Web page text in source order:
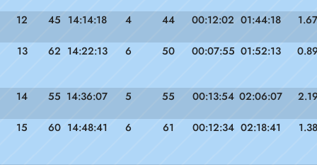
12 45 14:14:18 4 44 00:12:02 01:44:18 1.67
13 62 14:22:13 6 50 00:07:55 01:52:13
14 55 14:36:07 5 55 00:13:54 02:06:07
15 60 14:48:41 6 61 00:12:34 02:18:41 1.38